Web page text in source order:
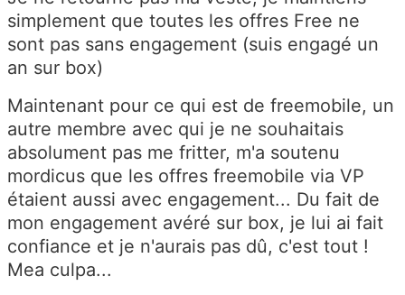
simplement que toutes les offres Free ne
sont pas sans engagement (suis engagé un
an sur box)
Maintenant pour ce qui est de freemobile, un
autre membre avec qui je ne souhaitais
absolument pas me fritter, m'a soutenu
mordicus que les offres freemobile via VP
étaient aussi avec engagement... Du fait de
mon engagement avéré sur box, je lui ai fait
confiance et je n'aurais pas dû, c'est tout !
Mea culpa...